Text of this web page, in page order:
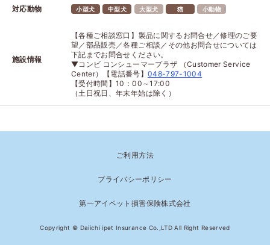
対応動物
小型犬 中型犬 大型犬 猫 小動物
施設情報
【各種ご相談窓口】 製品に関するお問合せ／修理のご要
望／部品販売／各種ご相談／その他お問合せについては
下記までお問合せください。
▼コンビ コンシューマープラザ （Customer Service
Center） 【電話番号】 048-797-1004
【受付時間】10：00～17:00
（土日祝日、年末年始は除く）
ご利用方法
プライバシーポリシー
第一アイペット損害保険株式会社
Copyright © Daiichi ipet Insurance Co.,LTD All Right Reserved